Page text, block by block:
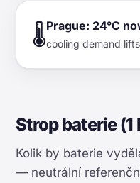
🌡️Prague: 24°C
cooling demand
Strop baterie (1
Kolik by baterie
— neutrální